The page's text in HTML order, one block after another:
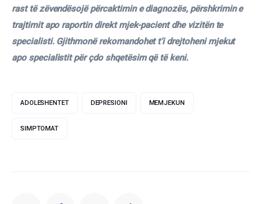
rast të zëvendësojë përcaktimin e diagnozës, përshkrimin e
trajtimit apo raportin direkt mjek-pacient dhe vizitën te
specialisti. Gjithmonë rekomandohet t’i drejtoheni mjekut
apo specialistit për çdo shqetësim që të keni.
ADOLESHENTET DEPRESIONI MEMJEKUN
SIMPTOMAT